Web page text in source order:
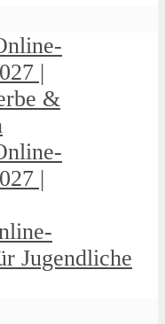
|
&
|
Jugendliche